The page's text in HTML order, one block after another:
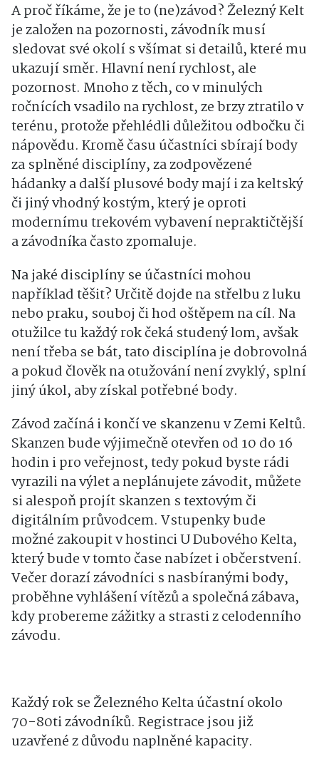
A proč říkáme, že je to (ne)závod? Železný Kelt
je založen na pozornosti, závodník musí
sledovat své okolí s všímat si detailů, které mu
ukazují směr. Hlavní není rychlost, ale
pozornost. Mnoho z těch, co v minulých
ročnících vsadilo na rychlost, ze brzy ztratilo v
terénu, protože přehlédli důležitou odbočku či
nápovědu. Kromě času účastníci sbírají body
za splněné disciplíny, za zodpovězené
hádanky a další plusové body mají i za keltský
či jiný vhodný kostým, který je oproti
modernímu trekovém vybavení nepraktičtější
a závodníka často zpomaluje.
Na jaké disciplíny se účastníci mohou
například těšit? Určitě dojde na střelbu z luku
nebo praku, souboj či hod oštěpem na cíl. Na
otužilce tu každý rok čeká studený lom, avšak
není třeba se bát, tato disciplína je dobrovolná
a pokud člověk na otužování není zvyklý, splní
jiný úkol, aby získal potřebné body.
Závod začíná i končí ve skanzenu v Zemi Keltů.
Skanzen bude výjimečně otevřen od 10 do 16
hodin i pro veřejnost, tedy pokud byste rádi
vyrazili na výlet a neplánujete závodit, můžete
si alespoň projít skanzen s textovým či
digitálním průvodcem. Vstupenky bude
možné zakoupit v hostinci U Dubového Kelta,
který bude v tomto čase nabízet i občerstvení.
Večer dorazí závodníci s nasbíranými body,
proběhne vyhlášení vítězů a společná zábava,
kdy probereme zážitky a strasti z celodenního
závodu.
Každý rok se Železného Kelta účastní okolo
70-80ti závodníků. Registrace jsou již
uzavřené z důvodu naplněné kapacity.